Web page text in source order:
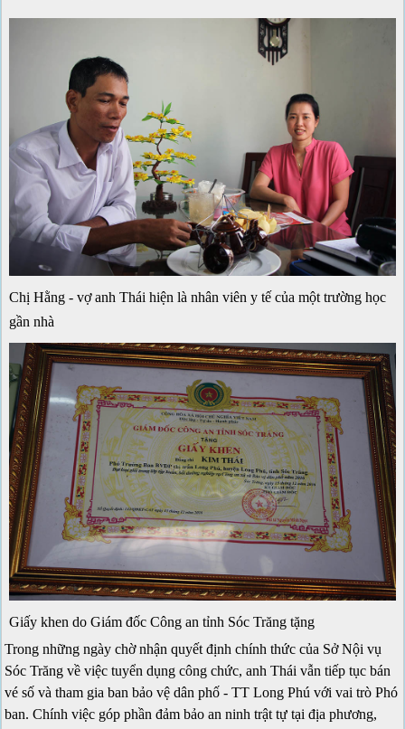
Chị Hằng - vợ anh Thái hiện là nhân viên y tế của một trường học
gần nhà
Giấy khen do Giám đốc Công an tỉnh Sóc Trăng tặng
Trong những ngày chờ nhận quyết định chính thức của Sở Nội vụ
Sóc Trăng về việc tuyển dụng công chức, anh Thái vẫn tiếp tục bán
vé số và tham gia ban bảo vệ dân phố - TT Long Phú với vai trò Phó
ban. Chính việc góp phần đảm bảo an ninh trật tự tại địa phương,